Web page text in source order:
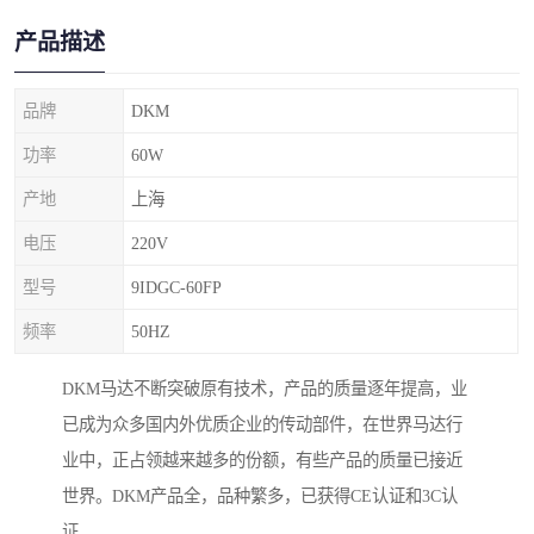
产品描述
品牌 DKM
功率 60W
产地 上海
电压 220V
型号 9IDGC-60FP
频率 50HZ
DKM马达不断突破原有技术，产品的质量逐年提高，业
已成为众多国内外优质企业的传动部件，在世界马达行
业中，正占领越来越多的份额，有些产品的质量已接近
世界。DKM产品全，品种繁多，已获得CE认证和3C认